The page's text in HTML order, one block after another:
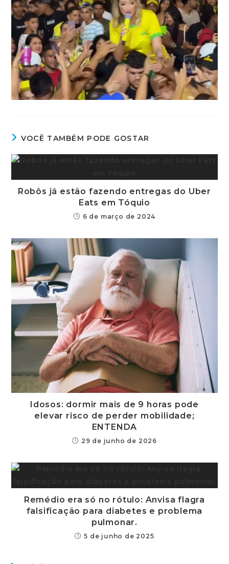
VOCÊ TAMBÉM PODE GOSTAR
Robôs já estão fazendo entregas do Uber
Eats em Tóquio
6 de março de 2024
Idosos: dormir mais de 9 horas pode
elevar risco de perder mobilidade;
ENTENDA
29 de junho de 2026
Remédio era só no rótulo: Anvisa flagra
falsificação para diabetes e problema
pulmonar.
5 de junho de 2025